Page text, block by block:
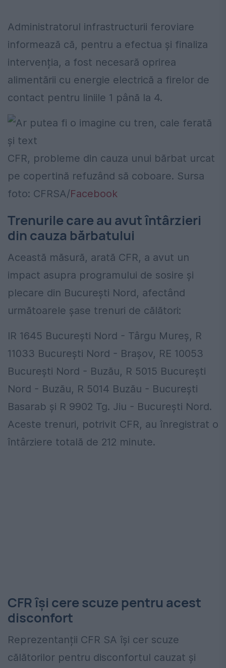
Administratorul infrastructurii feroviare
informează că, pentru a efectua și finaliza
intervenția, a fost necesară oprirea
alimentării cu energie electrică a firelor de
contact pentru liniile 1 până la 4.
CFR, probleme din cauza unui bărbat urcat
pe copertină refuzând să coboare. Sursa
foto: CFRSA/Facebook
Trenurile care au avut întârzieri
din cauza bărbatului
Această măsură, arată CFR, a avut un
impact asupra programului de sosire și
plecare din București Nord, afectând
următoarele șase trenuri de călători:
IR 1645 București Nord - Târgu Mureș, R
11033 București Nord - Brașov, RE 10053
București Nord - Buzău, R 5015 București
Nord - Buzău, R 5014 Buzău - București
Basarab și R 9902 Tg. Jiu - București Nord.
Aceste trenuri, potrivit CFR, au înregistrat o
întârziere totală de 212 minute.
CFR își cere scuze pentru acest
disconfort
Reprezentanții CFR SA își cer scuze
călătorilor pentru disconfortul cauzat și